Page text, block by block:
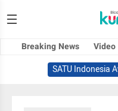
Breaking News
SATU Indonesia